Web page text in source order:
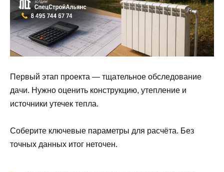
Первый этап проекта — тщательное обследование
дачи. Нужно оценить конструкцию, утепление и
источники утечек тепла.
Соберите ключевые параметры для расчёта. Без
точных данных итог неточен.